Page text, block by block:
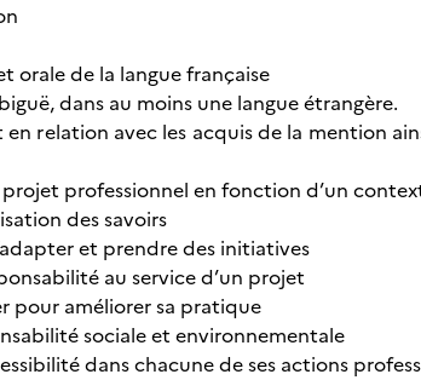
orale de la langue française
dans au moins une langue étrangère.
relation avec les acquis de la mention
professionnel en fonction d’un
des savoirs
et prendre des initiatives
au service d’un projet
pour améliorer sa pratique
sociale et environnementale
dans chacune de ses actions